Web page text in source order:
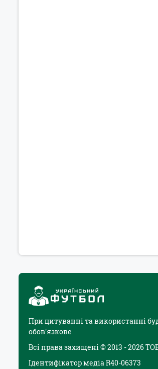
При цитуванні та використанні
обов'язкове
Всі права захищені © 2013 - 2026
Ідентифікатор медіа R40-06373